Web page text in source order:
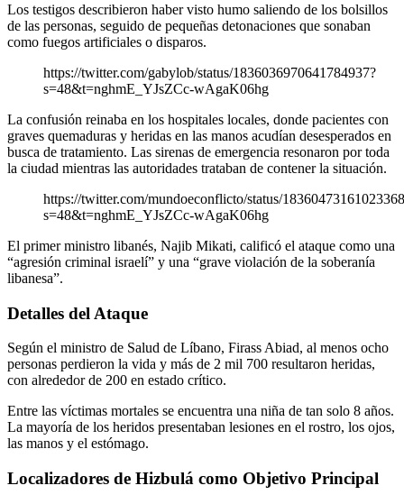
Los testigos describieron haber visto humo saliendo de los bolsillos
de las personas, seguido de pequeñas detonaciones que sonaban
como fuegos artificiales o disparos.
https://twitter.com/gabylob/status/1836036970641784937?
s=48&t=nghmE_YJsZCc-wAgaK06hg
La confusión reinaba en los hospitales locales, donde pacientes con
graves quemaduras y heridas en las manos acudían desesperados en
busca de tratamiento. Las sirenas de emergencia resonaron por toda
la ciudad mientras las autoridades trataban de contener la situación.
https://twitter.com/mundoeconflicto/status/
s=48&t=nghmE_YJsZCc-wAgaK06hg
El primer ministro libanés, Najib Mikati, calificó el ataque como una
“agresión criminal israelí” y una “grave violación de la soberanía
libanesa”.
Detalles del Ataque
Según el ministro de Salud de Líbano, Firass Abiad, al menos ocho
personas perdieron la vida y más de 2 mil 700 resultaron heridas,
con alrededor de 200 en estado crítico.
Entre las víctimas mortales se encuentra una niña de tan solo 8 años.
La mayoría de los heridos presentaban lesiones en el rostro, los ojos,
las manos y el estómago.
Localizadores de Hizbulá como Objetivo Principal